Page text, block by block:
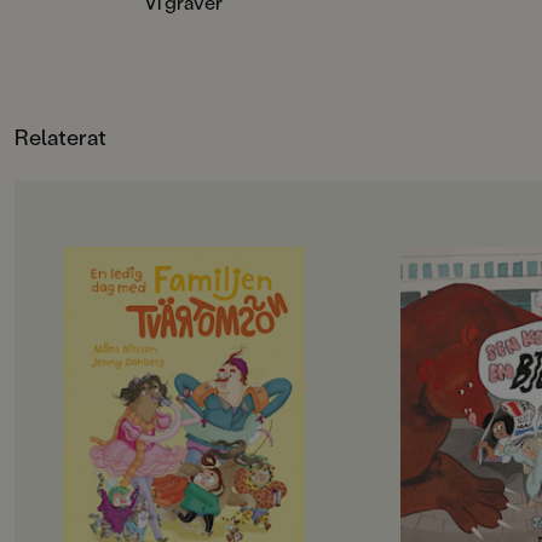
behaget (2021), debuterar nu
tankar, och yttre förhållningsätt
Relaterat
OM BOKEN
Det här är familjen Tvärtomsson -
en helt vanlig familj som har
kalsongerna utanpå byxorna,
precis som alla andra. Det är helg
och då ska familjen hitta på något
riktigt roligt, bestämmer barnen.
Det blir storstädning! NEEEEJ,
skriker föräldrarna, de vill gå till
badhuset och dinosauriemuseum!
Okej, suckar barnen, men först
måste föräldrarna få på sig skor och
OM BOKEN
Jempa och jag är
typ. Hennes
Hawaii, och så har
häftiga saker.
lasersvärd och en
Men det passar
alla häftiga saker.
– Det går inte nu,
städat, säger
på landet.
Jempa är också